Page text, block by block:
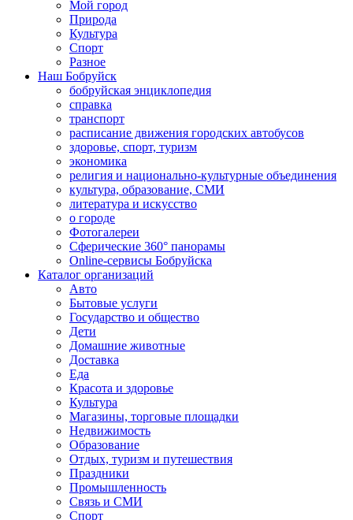
Мой город
Природа
Культура
Спорт
Разное
Наш Бобруйск
бобруйская энциклопедия
справка
транспорт
расписание движения городских автобусов
здоровье, спорт, туризм
экономика
религия и национально-культурные объединения
культура, образование, СМИ
литература и искусство
о городе
Фотогалереи
Сферические 360° панорамы
Online-сервисы Бобруйска
Каталог организаций
Авто
Бытовые услуги
Государство и общество
Дети
Домашние животные
Доставка
Еда
Красота и здоровье
Культура
Магазины, торговые площадки
Недвижимость
Образование
Отдых, туризм и путешествия
Праздники
Промышленность
Связь и СМИ
Спорт